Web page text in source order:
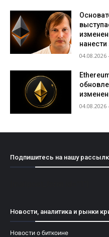
04.08.2026
04.08.2026
Подпишитесь на нашу
Новости, аналитика и рынки
Новости о биткоине